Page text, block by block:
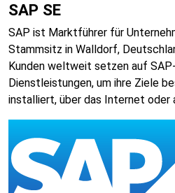
SAP SE
SAP ist Marktführer für
Stammsitz in Walldorf,
Kunden weltweit setzen auf
Dienstleistungen, um ihre Ziele
installiert, über das Internet oder